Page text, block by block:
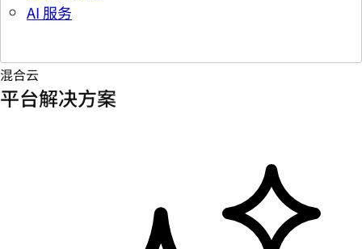
AI 服务
混合云
平台解决方案